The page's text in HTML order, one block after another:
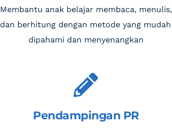
Membantu anak belajar membaca, menulis,
dan berhitung dengan metode yang mudah
dipahami dan menyenangkan
Pendampingan PR